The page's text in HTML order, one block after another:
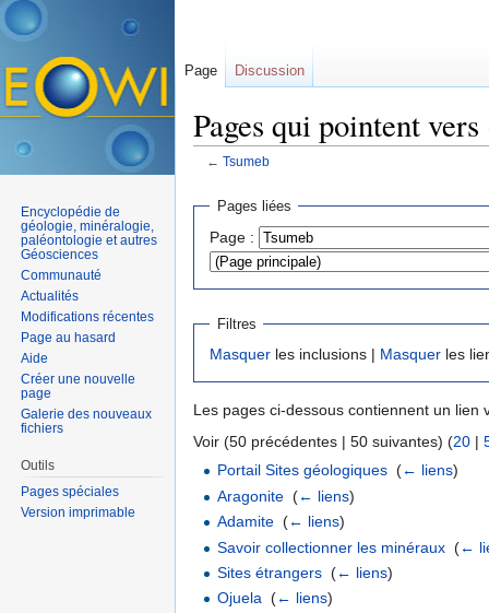
Pages qui pointent
← Tsumeb
Pages liées
Page :
Filtres
Masquer les inclusions | Masquer les
Les pages ci-dessous contiennent un lien
Voir (50 précédentes | 50 suivantes) (20 |
Portail Sites géologiques ‎(← liens)
Aragonite ‎(← liens)
Adamite ‎(← liens)
Savoir collectionner les minéraux ‎(←
Sites étrangers ‎(← liens)
Ojuela ‎(← liens)
Page Discussion
Encyclopédie de
géologie, minéralogie,
paléontologie et autres
Géosciences
Communauté
Actualités
Modifications récentes
Page au hasard
Aide
Créer une nouvelle
page
Galerie des nouveaux
fichiers
Outils
Pages spéciales
Version imprimable